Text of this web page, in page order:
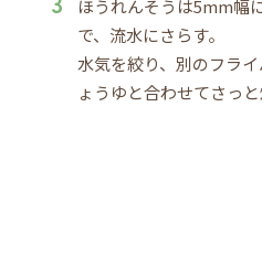
ほうれんそうは5mm幅
で、流水にさらす。
水気を絞り、別のフラ
ょうゆと合わせてさっと